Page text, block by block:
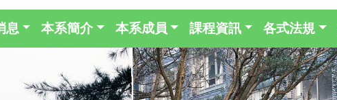
息 本系簡介 本系成員 課程資訊 各式法規